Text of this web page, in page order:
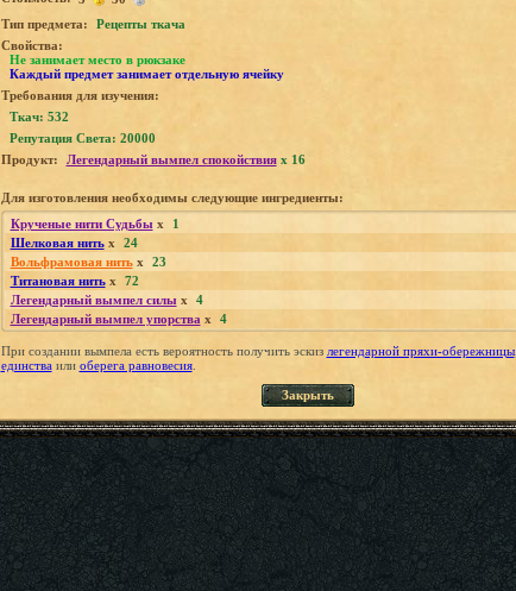
Tип предмета:
Рецепты ткача
Свойства:
Не занимает место в рюкзаке
Каждый предмет занимает отдельную ячейку
Требования для изучения:
Ткач: 532
Репутация Света: 20000
Продукт:
Легендарный вымпел спокойствияx 16
Для изготовления необходимы следующие ингредиенты:
Крученые нити Судьбыx
1
Шелковая нитьx
24
Вольфрамовая нитьx
23
Титановая нитьx
72
Легендарный вымпел силыx
4
Легендарный вымпел упорства x 4
При создании вымпела есть вероятность получить эскиз легендарной пряхи-обережницы,
единстваили оберега равновесия.
Закрыть